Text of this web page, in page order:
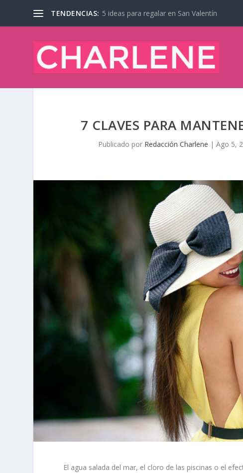
TENDENCIAS: 5 ideas para regalar en San Valentín
7 CLAVES PARA
Publicado por Redacción Charlene |Ago 5,
El agua salada del mar, el cloro de las piscinas o el